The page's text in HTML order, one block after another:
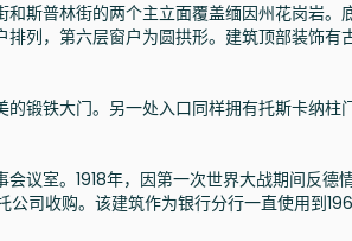
斯普林街的两个主立面覆盖缅因州花岗岩。
列，第六层窗户为圆拱形。建筑顶部装饰有
锻铁大门。另一处入口同样拥有托斯卡纳柱
议室。1918年，因第一次世界大战期间反德情
司收购。该建筑作为银行分行一直使用到